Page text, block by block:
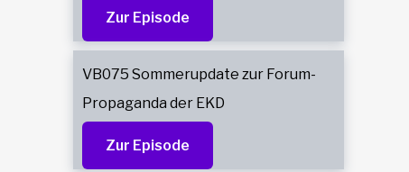
Zur Episode
VB075 Sommerupdate zur Forum-
Propaganda der EKD
Zur Episode